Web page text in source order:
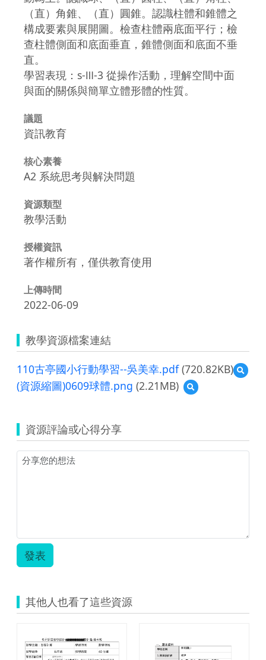
（直）角錐、（直）圓錐。認識柱體和錐體之
構成要素與展開圖。檢查柱體兩底面平行；檢
查柱體側面和底面垂直，錐體側面和底面不垂
直。
學習表現：s-Ⅲ-3 從操作活動，理解空間中面
與面的關係與簡單立體形體的性質。
議題
資訊教育
核心素養
A2 系統思考與解決問題
資源類型
教學活動
授權資訊
著作權所有，僅供教育使用
上傳時間
2022-06-09
教學資源檔案連結
110古亭國小行動學習--吳美幸.pdf(720.82KB)
預
覽
行
(資源縮圖)0609球體.png (2.21MB)
預
覽
圖)0609
球
資源評論或心得分享
發表
其他人也看了這些資源